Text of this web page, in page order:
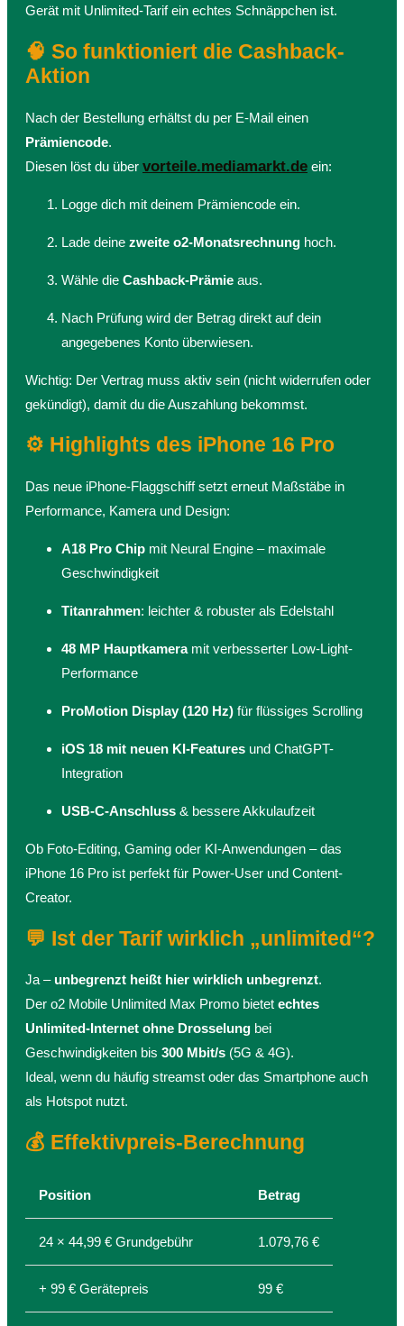
Gerät mit Unlimited-Tarif ein echtes Schnäppchen ist.
🧠 So funktioniert die Cashback-
Aktion
Nach der Bestellung erhältst du per E-Mail einen
Prämiencode.
Diesen löst du über vorteile.mediamarkt.de ein:
Logge dich mit deinem Prämiencode ein.
Lade deine zweite o2-Monatsrechnung hoch.
Wähle die Cashback-Prämie aus.
Nach Prüfung wird der Betrag direkt auf dein
angegebenes Konto überwiesen.
Wichtig: Der Vertrag muss aktiv sein (nicht widerrufen oder
gekündigt), damit du die Auszahlung bekommst.
⚙️ Highlights des iPhone 16 Pro
Das neue iPhone-Flaggschiff setzt erneut Maßstäbe in
Performance, Kamera und Design:
A18 Pro Chip mit Neural Engine – maximale
Geschwindigkeit
Titanrahmen: leichter & robuster als Edelstahl
48 MP Hauptkameramit verbesserter Low-Light-
Performance
ProMotion Display (120 Hz) für flüssiges Scrolling
iOS 18 mit neuen KI-Features und ChatGPT-
Integration
USB-C-Anschluss & bessere Akkulaufzeit
Ob Foto-Editing, Gaming oder KI-Anwendungen – das
iPhone 16 Pro ist perfekt für Power-User und Content-
Creator.
💬 Ist der Tarif wirklich „unlimited“?
Ja – unbegrenzt heißt hier wirklich unbegrenzt.
Der o2 Mobile Unlimited Max Promo bietet echtes
Unlimited-Internet ohne Drosselung bei
Geschwindigkeiten bis 300 Mbit/s (5G & 4G).
Ideal, wenn du häufig streamst oder das Smartphone auch
als Hotspot nutzt.
💰 Effektivpreis-Berechnung
Position Betrag
24 × 44,99 € Grundgebühr 1.079,76 €
+ 99 € Gerätepreis 99 €